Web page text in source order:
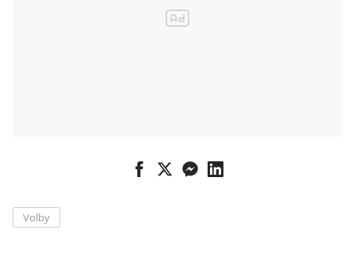
Volby